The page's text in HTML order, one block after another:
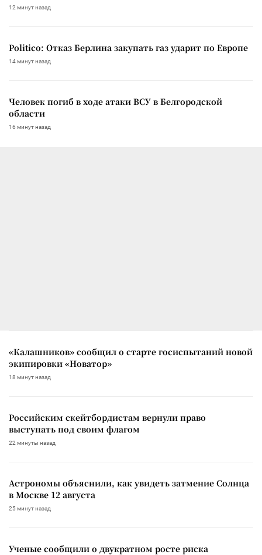
12 минут назад
Politico: Отказ Берлина закупать газ ударит по Европе
14 минут назад
Человек погиб в ходе атаки ВСУ в Белгородской
области
16 минут назад
«Калашников» сообщил о старте госиспытаний новой
экипировки «Новатор»
18 минут назад
Российским скейтбордистам вернули право
выступать под своим флагом
22 минуты назад
Астрономы объяснили, как увидеть затмение Солнца
в Москве 12 августа
25 минут назад
Ученые сообщили о двукратном росте риска